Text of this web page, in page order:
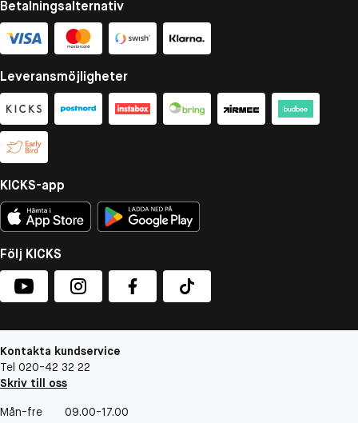
Betalningsalternativ
Leveransmöjligheter
KICKS-app
Följ KICKS
Kontakta kundservice
Tel 020-42 32 22
Skriv till oss
Mån-fre
09.00-17.00